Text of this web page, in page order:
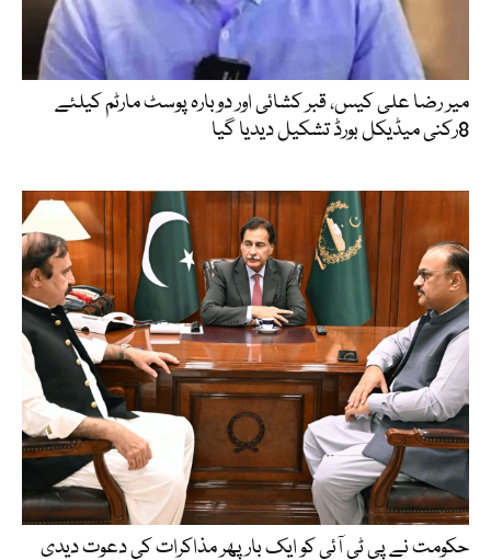
میر رضا علی کیس، قبر کشائی اور دوبارہ پوسٹ مارٹم کیلئے
8رکنی میڈیکل بورڈ تشکیل دیدیا گیا
حکومت نے پی ٹی آئی کو ایک بارپھر مذاکرات کی دعوت دیدی